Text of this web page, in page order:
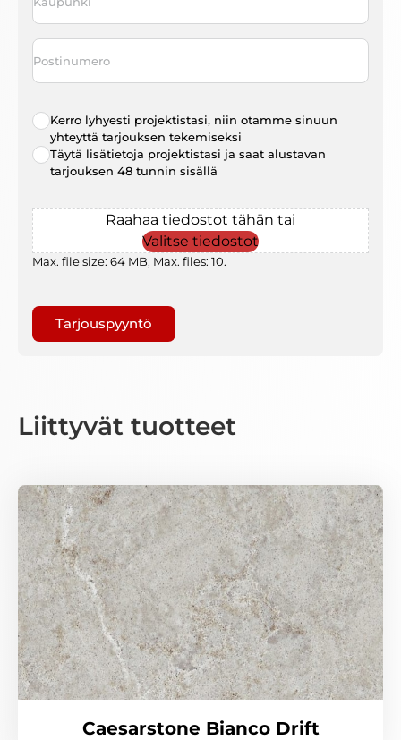
Postinumero
Radio
choice*
Kerro lyhyesti projektistasi, niin otamme sinuun
yhteyttä tarjouksen tekemiseksi
Täytä lisätietoja projektistasi ja saat alustavan
tarjouksen 48 tunnin sisällä
File
Raahaa tiedostot tähän tai
Valitse tiedostot
Max. file size: 64 MB, Max. files: 10.
Liittyvät tuotteet
Caesarstone Bianco Drift